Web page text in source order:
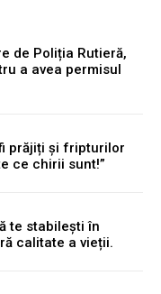
de Poliția Rutieră,
a avea permisul
prăjiți și fripturilor
ce chirii sunt!”
te stabilești în
calitate a vieții.